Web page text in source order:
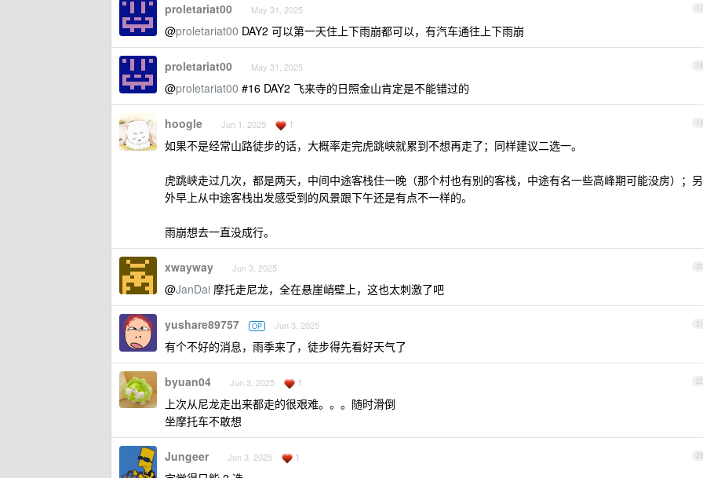
17
proletariat00 May 31, 2025
@proletariat00 DAY2 可以第一天住上下雨崩都可以，有汽车通往上下雨崩
18
proletariat00 May 31, 2025
@proletariat00 #16 DAY2 飞来寺的日照金山肯定是不能错过的
19
hoogle Jun 1, 2025 1
如果不是经常山路徒步的话，大概率走完虎跳峡就累到不想再走了；同样建议二选一。
虎跳峡走过几次，都是两天，中间中途客栈住一晚（那个村也有别的客栈，中途有名一些高峰期可能没房）；另
外早上从中途客栈出发感受到的风景跟下午还是有点不一样的。
雨崩想去一直没成行。
20
xwayway Jun 3, 2025
@JanDai 摩托走尼龙，全在悬崖峭壁上，这也太刺激了吧
21
yushare89757 OP Jun 3, 2025
有个不好的消息，雨季来了，徒步得先看好天气了
22
byuan04 Jun 3, 2025 1
上次从尼龙走出来都走的很艰难。。。随时滑倒
坐摩托车不敢想
23
Jungeer Jun 3, 2025 1